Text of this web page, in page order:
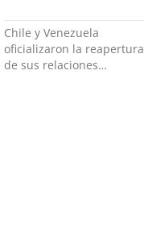
“responsabilidad política”
Chile y Venezuela
oficializaron la reapertura
de sus relaciones